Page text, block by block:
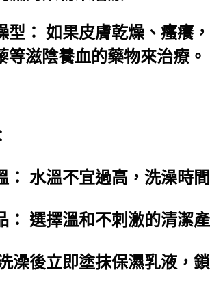
型： 如果皮膚乾燥、瘙癢
等滋陰養血的藥物來治療。
： 水溫不宜過高，洗澡時
： 選擇溫和不刺激的清潔產
澡後立即塗抹保濕乳液，